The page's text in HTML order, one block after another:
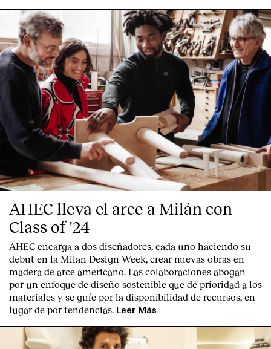
AHEC lleva el arce a Milán con
Class of '24
AHEC encarga a dos diseñadores, cada uno haciendo su
debut en la Milan Design Week, crear nuevas obras en
madera de arce americano. Las colaboraciones abogan
por un enfoque de diseño sostenible que dé prioridad a los
materiales y se guíe por la disponibilidad de recursos, en
lugar de por tendencias.
Leer Más